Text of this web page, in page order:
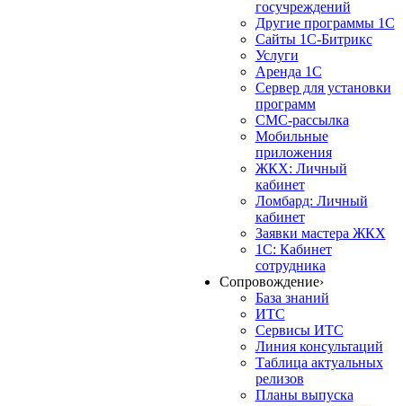
госучреждений
Другие программы 1С
Сайты 1С-Битрикс
Услуги
Аренда 1С
Сервер для установки
программ
СМС-рассылка
Мобильные
приложения
ЖКХ: Личный
кабинет
Ломбард: Личный
кабинет
Заявки мастера ЖКХ
1С: Кабинет
сотрудника
Сопровождение›
База знаний
ИТС
Сервисы ИТС
Линия консультаций
Таблица актуальных
релизов
Планы выпуска